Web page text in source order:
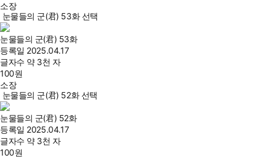
소장
눈물들의 군(君) 53화 선택
눈물들의 군(君) 53화
등록일 2025.04.17
글자수 약 3천 자
100원
소장
눈물들의 군(君) 52화 선택
눈물들의 군(君) 52화
등록일 2025.04.17
글자수 약 3천 자
100원